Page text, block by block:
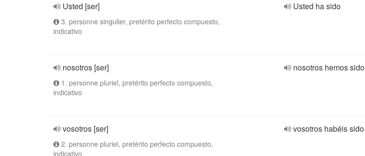
Usted [ser]
3. personne singulier, pretérito perfecto compuesto,
indicativo
Usted ha sido
nosotros [ser]
1. personne pluriel, pretérito perfecto compuesto,
indicativo
nosotros hemos sido
vosotros [ser]
2. personne pluriel, pretérito perfecto compuesto,
indicativo
vosotros habéis sido